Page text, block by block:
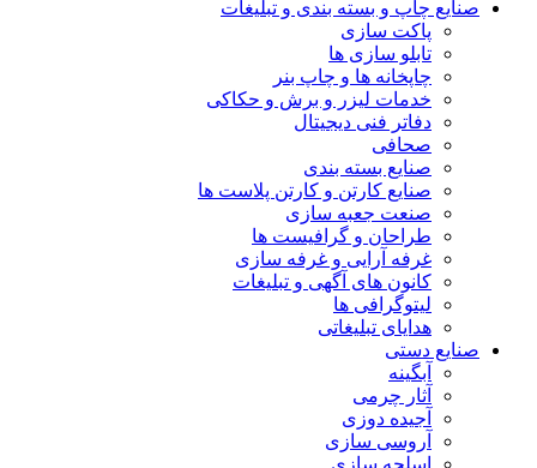
صنایع چاپ و بسته بندی و تبلیغات
پاکت سازی
تابلو سازی ها
چاپخانه ها و چاپ بنر
خدمات لیزر و برش و حکاکی
دفاتر فنی دیجیتال
صحافی
صنایع بسته بندی
صنایع کارتن و کارتن پلاست ها
صنعت جعبه سازی
طراحان و گرافیست ها
غرفه آرایی و غرفه سازی
کانون های آگهی و تبلیغات
لیتوگرافی ها
هدایای تبلیغاتی
صنایع دستی
آبگینه
آثار چرمی
آجیده دوزی
آروسی سازی
اسلحه سازی